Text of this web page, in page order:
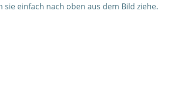
einfach nach oben aus dem Bild ziehe.